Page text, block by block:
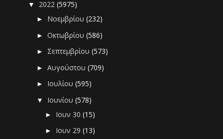
▼ 2022(5975)
► Νοεμβρίου(232)
►Οκτωβρίου(586)
► Σεπτεμβρίου(573)
►Αυγούστου(709)
► Ιουλίου(595)
▼ Ιουνίου(578)
► Ιουν 30(15)
► Ιουν 29(13)